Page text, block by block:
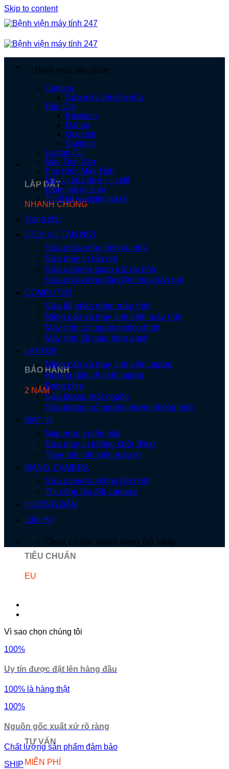
Skip to content
LẮP ĐẶT
NHANH CHÓNG
BẢO HÀNH
2 NĂM
TIÊU CHUẨN
EU
TƯ VẤN
MIỄN PHÍ
Danh mục sản phẩm
Camera
Sửa máy tính tận nhà
Đầu Ghi
Kbvision
Dahua
Questek
Vantech
Laptop Cũ
Máy Tính Bàn
Phụ Kiện Máy Tính
Máy in hóa đơn – in bill
Bảng giá dịch vụ
Thiết kế website giá rẻ
Trang chủ
DỊCH VỤ TẬN NƠI
Sửa chữa máy tính tại nhà
Sửa máy in tận nơi
Sửa camera quan sát tại nhà
Sửa chữa tổng đài điện thoại tận nơi
COMPUTER
Sửa lỗi phần mềm máy tính
Nâng cấp và thay linh kiện máy tính
Máy tính có nguồn không hình
Máy tính lỗi màn hình xanh
LAPTOP
Nâng cấp và thay linh kiện laptop
Hướng dẫn vệ sinh laptop
Đóng chip
Sửa laptop mất nguồn
Sửa laptop có nguồn nhưng không hình
MÁY IN
Nạp mực in tận nhà
Sửa máy in không khởi động
Thay thế linh kiện máy in
MẠNG, CAMERA
Sửa camera không lên hình
Thi công lắp đặt camera
HƯỚNG DẪN
Liên Hệ
Chưa có sản phẩm trong giỏ hàng.
Vì sao chọn chúng tôi
100%
Uy tín được đặt lên hàng đầu
100% là hàng thật
100%
Nguồn gốc xuất xứ rõ ràng
Chất lượng sản phẩm đảm bảo
SHIP